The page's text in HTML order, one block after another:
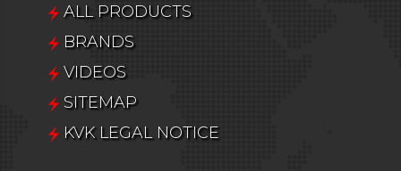
ALL PRODUCTS
BRANDS
VIDEOS
SITEMAP
KVK LEGAL NOTICE